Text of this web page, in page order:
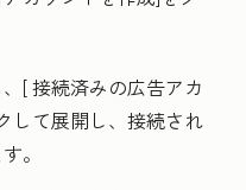
[接続済みの広告アカ
して展開し、接続され
。